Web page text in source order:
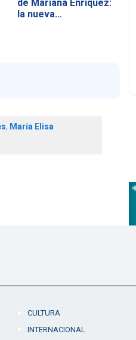
de Mariana Enriquez:
la nueva…
, María Elisa
CULTURA
INTERNACIONAL